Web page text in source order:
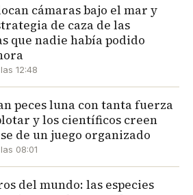
cámaras bajo el mar y
de caza de las
que nadie había podido
12:48
peces luna con tanta fuerza
y los científicos creen
de un juego organizado
08:01
del mundo: las especies